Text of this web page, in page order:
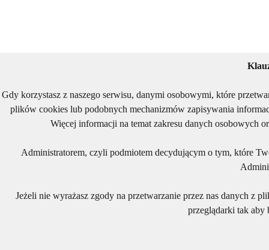
Gdy korzystasz z naszego serwisu, danymi osobowymi, które
plików cookies lub podobnych mechanizmów zapisywania
Więcej informacji na temat zakresu danych osobowych
Administratorem, czyli podmiotem decydującym o tym, które
Jeżeli nie wyrażasz zgody na przetwarzanie przez nas danych z
przeglądarki tak aby